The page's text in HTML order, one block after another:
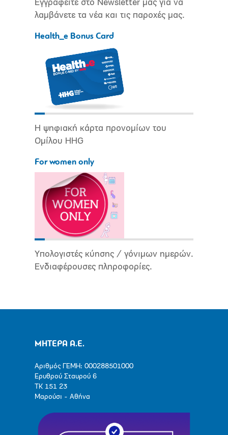
Εγγραφείτε στο Newsletter μας για να
λαμβάνετε τα νέα και τις παροχές μας.
Health_e Bonus Card
Η ψηφιακή κάρτα προνομίων του
Ομίλου HHG
For women only
Υπολογιστές κύησης / γόνιμων ημερών.
Ενδιαφέρουσες πληροφορίες.
ΜΗΤΕΡΑ Α.Ε.
Αριθμός ΓΕΜΗ: 000288501000
Ερυθρού Σταυρού 6
ΤΚ 151 23
Μαρούσι - Αθήνα